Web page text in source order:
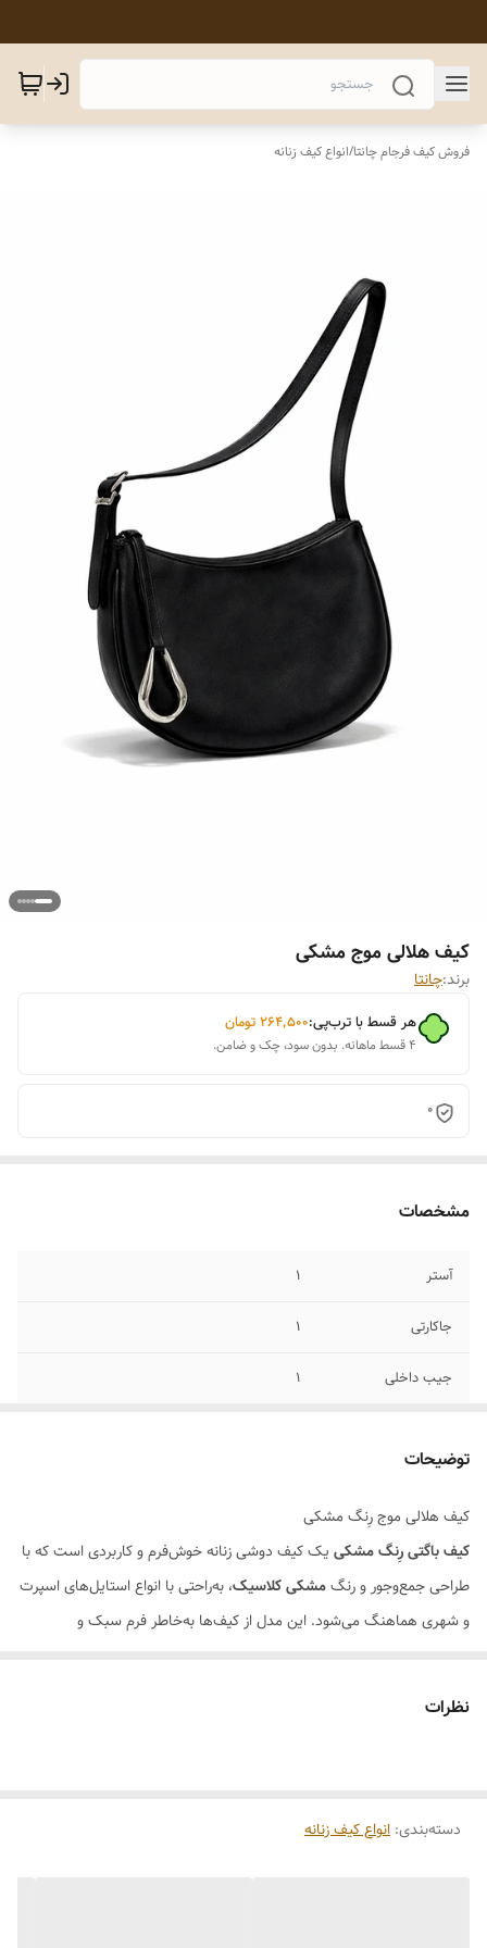
فروش کیف فرجام چانتا/انواع کیف زنانه
کیف هلالی موج مشکی
برند:چانتا
هر قسط با ترب‌پی:۲۶۴٬۵۰۰تومان
۴ قسط ماهانه. بدون سود، چک و ضامن.
0
مشخصات
آستر ۱
جاکارتی ۱
جیب داخلی ۱
توضیحات
کیف هلالی موج رِنگ مشکی
کیف باگتی رِنگ مشکی یک کیف دوشی زنانه خوش‌فرم و کاربردی است که با
طراحی جمع‌وجور و رنگمشکی کلاسیک، به‌راحتی با انواع استایل‌های اسپرت
و شهری هماهنگ می‌شود. این مدل از کیف‌ها به‌خاطر فرم سبک و
رنگ مشکی:رنگی که همیشه مد است و با لباس‌های مختلف به‌راحتی
نظرات
دسته‌بندی: انواع کیف زنانه